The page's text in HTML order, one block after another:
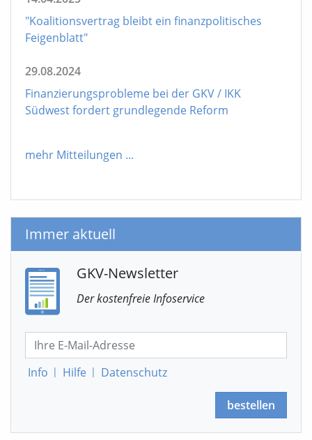
"Koalitionsvertrag bleibt ein finanzpolitisches
Feigenblatt"
29.08.2024
Finanzierungsprobleme bei der GKV / IKK
Südwest fordert grundlegende Reform
mehr Mitteilungen ...
Immer aktuell
GKV-Newsletter
Der kostenfreie Infoservice
Info | Hilfe | Datenschutz
bestellen